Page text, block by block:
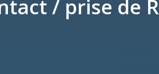
/ prise de